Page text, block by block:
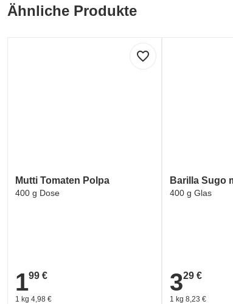
Ähnliche Produkte
favorite_border
Mutti Tomaten Polpa
400 g Dose
1,99 €
199 €
1 kg 4,98 €
Barilla Sugo
400 g Glas
3,29 €
329 €
1 kg 8,23 €